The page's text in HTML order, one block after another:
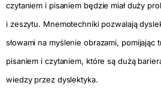
czytaniem i pisaniem będzie miał duży
i zeszytu. Mnemotechniki pozwalają
słowami na myślenie obrazami, pomijając
pisaniem i czytaniem, które są dużą
wiedzy przez dyslektyka.